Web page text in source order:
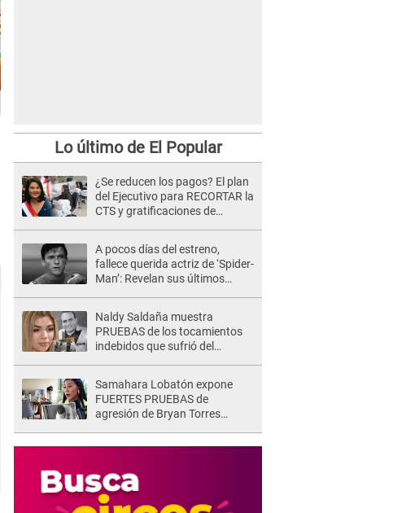
Lo último de El Popular
¿Se reducen los pagos? El plan
del Ejecutivo para RECORTAR la
CTS y gratificaciones de
A pocos días del estreno,
fallece querida actriz de ‘Spider-
Man’: Revelan sus últimos
Naldy Saldaña muestra
PRUEBAS de los tocamientos
indebidos que sufrió del
Samahara Lobatón expone
FUERTES PRUEBAS de
agresión de Bryan Torres